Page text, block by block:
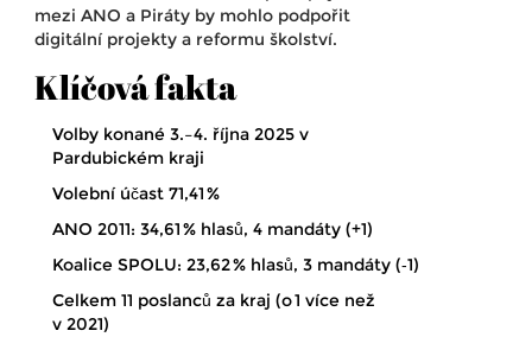
mezi ANO a Piráty by mohlo podpořit
digitální projekty a reformu školství.
Klíčová fakta
Volby konané 3.–4. října 2025 v
Pardubickém kraji
Volební účast 71,41 %
ANO 2011: 34,61 % hlasů, 4 mandáty (+1)
Koalice SPOLU: 23,62 % hlasů, 3 mandáty (‑1)
Celkem 11 poslanců za kraj (o 1 více než
v 2021)